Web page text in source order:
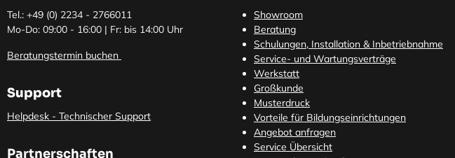
Tel.: +49 (0) 2234 - 2766011
Mo-Do: 09:00 - 16:00 | Fr: bis 14:00 Uhr
Beratungstermin buchen
Support
Helpdesk - Technischer Support
Partnerschaften
Showroom
Beratung
Schulungen, Installation & Inbetriebnahme
Service- und Wartungsverträge
Werkstatt
Großkunde
Musterdruck
Vorteile für Bildungseinrichtungen
Angebot anfragen
Service Übersicht